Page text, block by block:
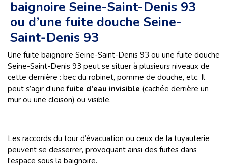
baignoire Seine-Saint-Denis 93
ou d’une fuite douche Seine-
Saint-Denis 93
Une fuite baignoire Seine-Saint-Denis 93 ou une fuite douche
Seine-Saint-Denis 93 peut se situer à plusieurs niveaux de
cette dernière : bec du robinet, pomme de douche, etc. Il
peut s’agir d’unefuite d’eau invisible (cachée derrière un
mur ou une cloison) ou visible.
Les raccords du tour d’évacuation ou ceux de la tuyauterie
peuvent se desserrer, provoquant ainsi des fuites dans
l'espace sous la baignoire.